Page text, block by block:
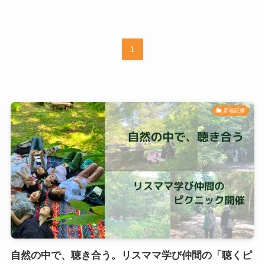
1
新着記事
自然の中で、聴き合う。リスママ学び仲間の「聴くピ